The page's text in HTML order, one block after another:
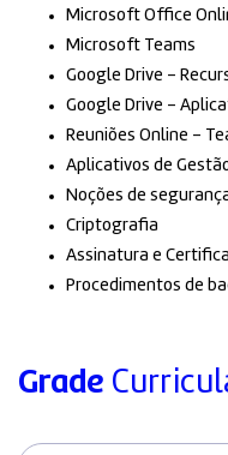
Microsoft Office
Microsoft Teams
Google Drive –
Google Drive –
Reuniões Online –
Aplicativos de
Noções de
Criptografia
Assinatura e
Procedimentos de
Grade